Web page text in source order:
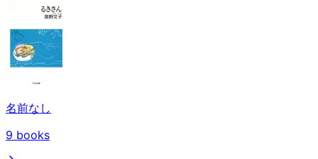
名前なし
9 books